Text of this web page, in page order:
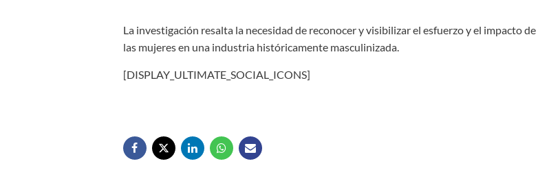
La investigación resalta la necesidad de reconocer y visibilizar el esfuerzo y el impacto de
las mujeres en una industria históricamente masculinizada.
[DISPLAY_ULTIMATE_SOCIAL_ICONS]